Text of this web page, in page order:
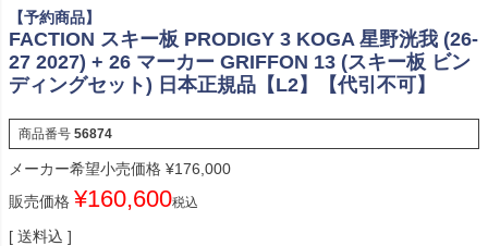
【予約商品】
FACTION スキー板 PRODIGY 3 KOGA 星野洸我 (26-
27 2027) + 26 マーカー GRIFFON 13 (スキー板 ビン
ディングセット) 日本正規品【L2】【代引不可】
商品番号 56874
メーカー希望小売価格 ¥176,000
販売価格 ¥160,600税込
送料込